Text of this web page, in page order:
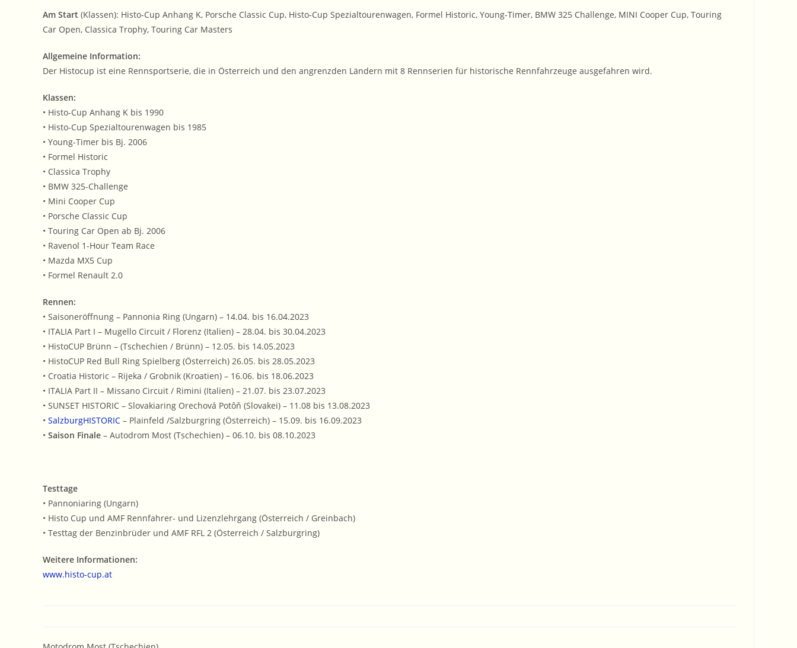
Am Start (Klassen): Histo-Cup Anhang K, Porsche Classic Cup, Histo-Cup Spezialtourenwagen, Formel Historic, Young-Timer, BMW 325 Challenge, MINI Cooper Cup, Touring
Car Open, Classica Trophy, Touring Car Masters
Allgemeine Information:
Der Histocup ist eine Rennsportserie, die in Österreich und den angrenzden Ländern mit 8 Rennserien für historische Rennfahrzeuge ausgefahren wird.
Klassen:
• Histo-Cup Anhang K bis 1990
• Histo-Cup Spezialtourenwagen bis 1985
• Young-Timer bis Bj. 2006
• Formel Historic
• Classica Trophy
• BMW 325-Challenge
• Mini Cooper Cup
• Porsche Classic Cup
• Touring Car Open ab Bj. 2006
• Ravenol 1-Hour Team Race
• Mazda MX5 Cup
• Formel Renault 2.0
Rennen:
• Saisoneröffnung – Pannonia Ring (Ungarn) – 14.04. bis 16.04.2023
• ITALIA Part I – Mugello Circuit / Florenz (Italien) – 28.04. bis 30.04.2023
• HistoCUP Brünn – (Tschechien / Brünn) – 12.05. bis 14.05.2023
• HistoCUP Red Bull Ring Spielberg (Österreich) 26.05. bis 28.05.2023
• Croatia Historic – Rijeka / Grobnik (Kroatien) – 16.06. bis 18.06.2023
• ITALIA Part II – Missano Circuit / Rimini (Italien) – 21.07. bis 23.07.2023
• SUNSET HISTORIC – Slovakiaring Orechová Potôň (Slovakei) – 11.08 bis 13.08.2023
• SalzburgHISTORIC – Plainfeld /Salzburgring (Österreich) – 15.09. bis 16.09.2023
• Saison Finale – Autodrom Most (Tschechien) – 06.10. bis 08.10.2023
Testtage
• Pannoniaring (Ungarn)
• Histo Cup und AMF Rennfahrer- und Lizenzlehrgang (Österreich / Greinbach)
• Testtag der Benzinbrüder und AMF RFL 2 (Österreich / Salzburgring)
Weitere Informationen:
www.histo-cup.at